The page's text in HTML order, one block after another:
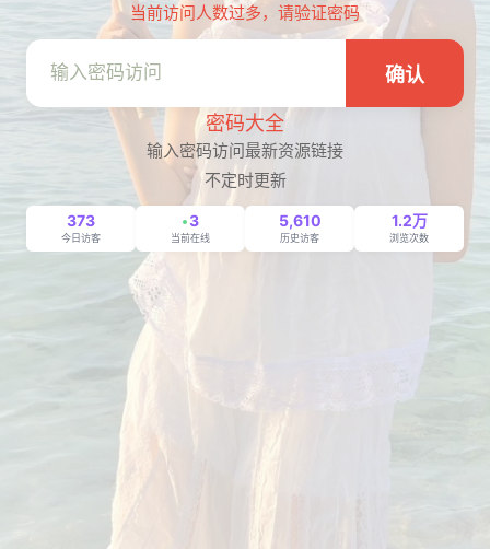
当前访问人数过多，请验证密码
确认
密码大全
输入密码访问最新资源链接
不定时更新
373
今日访客
3
当前在线
5,610
历史访客
1.2万
浏览次数